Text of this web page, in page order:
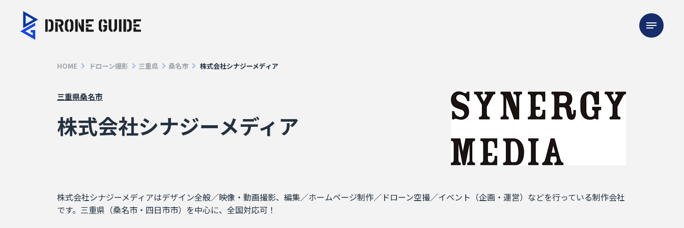
HOME ドローン撮影 三重県 桑名市 株式会社シナジーメディア
三重県桑名市
株式会社シナジーメディア
株式会社シナジーメディアはデザイン全般／映像・動画撮影、編集／ホームページ制作／ドローン空撮／イベント（企画・運営）などを行っている制作会社
です。三重県（桑名市・四日市市）を中心に、全国対応可！